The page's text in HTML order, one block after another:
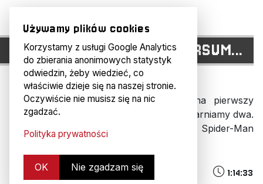
H#110: SPIDER-MAN UNIWERSUM...
8 lat temu
Witamy w 2019 roku i zapraszamy na pierwszy
tegoroczny odcinek podcastu. Tematy ogarniamy dwa.
Daniem głównym jest animowany film Spider-Man
Uniwersum, na który bardzo...
1:14:33
Używamy plików cookies
Korzystamy z usługi Google Analytics
do zbierania anonimowych statystyk
odwiedzin, żeby wiedzieć, co
właściwie dzieje się na naszej stronie.
Oczywiście nie musisz się na nic
zgadzać.
Polityka prywatności
OK Nie zgadzam się